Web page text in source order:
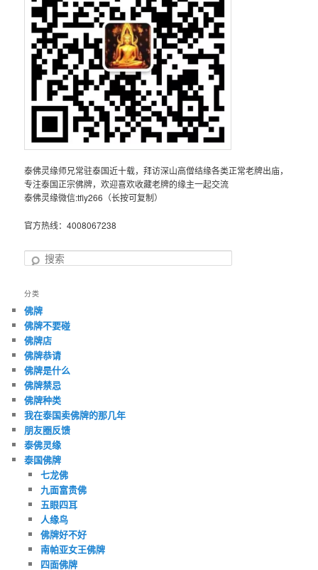
泰佛灵缘师兄常驻泰国近十载，拜访深山高僧结缘各类正常老牌出庙，
专注泰国正宗佛牌，欢迎喜欢收藏老牌的缘主一起交流
泰佛灵缘微信:tfly266（长按可复制）
官方热线：4008067238
搜
分类
佛牌
佛牌不要碰
佛牌店
佛牌恭请
佛牌是什么
佛牌禁忌
佛牌种类
我在泰国卖佛牌的那几年
朋友圈反馈
泰佛灵缘
泰国佛牌
七龙佛
九面富贵佛
五眼四耳
人缘鸟
佛牌好不好
南帕亚女王佛牌
四面佛牌